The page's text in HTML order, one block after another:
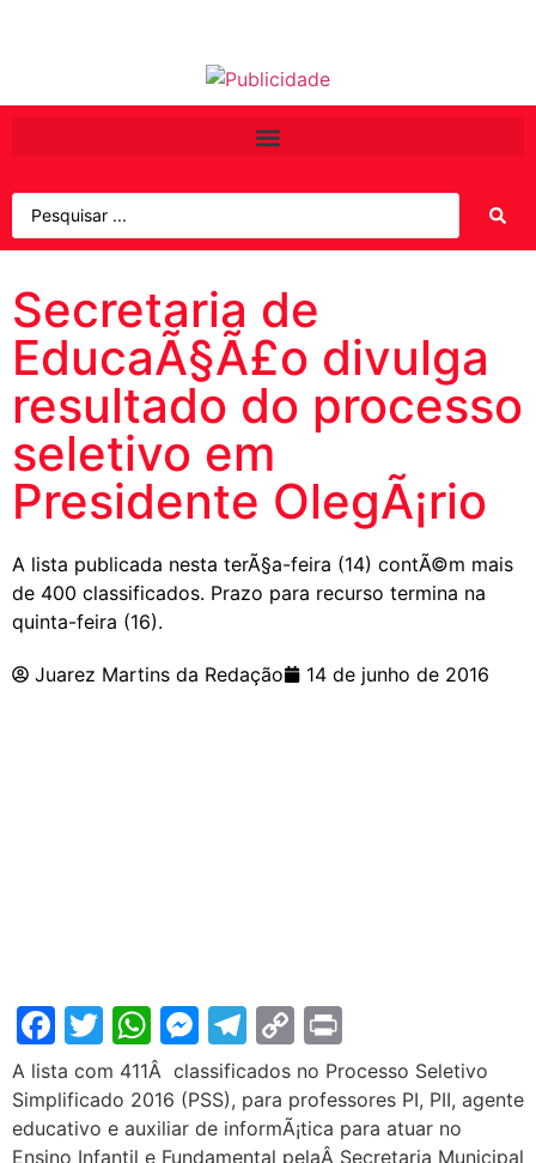
Secretaria de
EducaÃ§Ã£o divulga
resultado do processo
seletivo em
Presidente OlegÃ¡rio
A lista publicada nesta terÃ§a-feira (14) contÃ©m mais
de 400 classificados. Prazo para recurso termina na
quinta-feira (16).
Juarez Martins da Redação 14 de junho de 2016
Facebook
Twitter
WhatsApp
Messenger
Telegram
Copy
Link
A lista com 411Â classificados no Processo Seletivo
Simplificado 2016 (PSS), para professores PI, PII, agente
educativo e auxiliar de informÃ¡tica para atuar no
Ensino Infantil e Fundamental pelaÂ Secretaria Municipal